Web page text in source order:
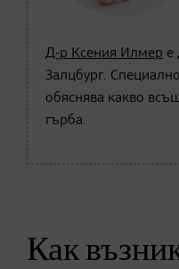
Д-р Ксения Илмер е
Залцбург. Специално
обяснява какво
гърба.
Как